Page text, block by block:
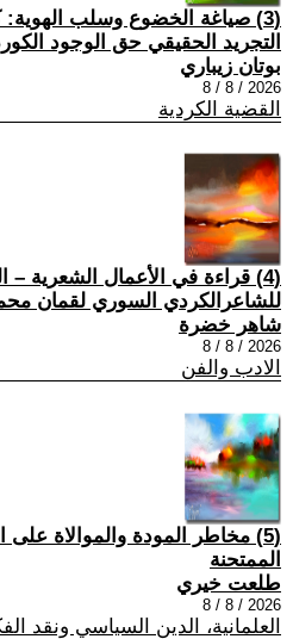
(3) صياغة الخضوع وسلب
التجريد الحقيقي حق الوجود
بوتان زيباري
2026 / 8 / 8
القضية الكردية
(4) قراءة في الأعمال الشعرية –
للشاعرالكردي السوري لقمان
شاهر خضرة
2026 / 8 / 8
الادب والفن
(5) مخاطر المودة والموالاة
الممتحنة
طلعت خيري
2026 / 8 / 8
العلمانية، الدين السياسي ونقد